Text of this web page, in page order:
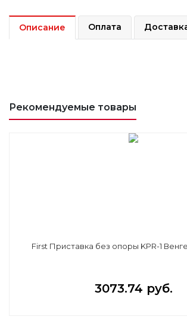
Описание Оплата
Рекомендуемые товары
First Приставка без опоры KPR-1
3073.74 руб.